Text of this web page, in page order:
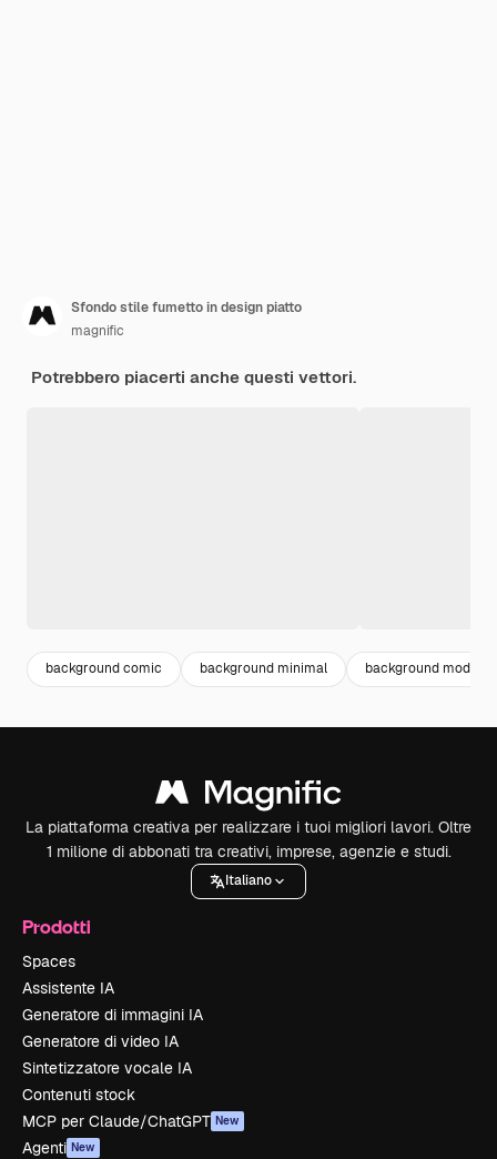
Sfondo stile fumetto in design piatto
magnific
Potrebbero piacerti anche questi vettori.
background comic background minimal background modern
La piattaforma creativa per realizzare i tuoi migliori lavori. Oltre
1 milione di abbonati tra creativi, imprese, agenzie e studi.
Italiano
Prodotti
Spaces
Assistente IA
Generatore di immagini IA
Generatore di video IA
Sintetizzatore vocale IA
Contenuti stock
MCP per Claude/ChatGPT New
Agenti New